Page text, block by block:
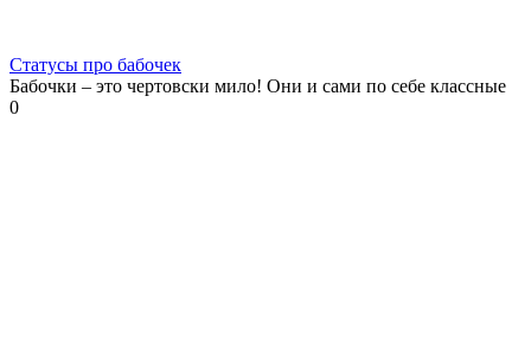
Статусы про бабочек
Бабочки – это чертовски мило! Они и сами по себе классные
0